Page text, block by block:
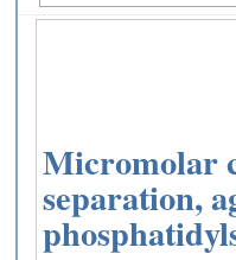
Micromolar
separation,